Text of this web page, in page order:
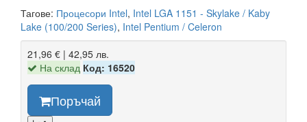
Тагове: Процесори Intel, Intel LGA 1151 - Skylake / Kaby
Lake (100/200 Series), Intel Pentium / Celeron
21,96 € | 42,95 лв.
На склад Код: 16520
Поръчай